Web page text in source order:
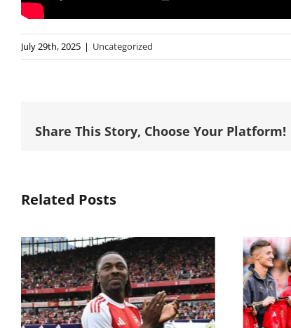
July 29th, 2025 | Uncategorized
Share This Story, Choose Your Platform!
Related Posts